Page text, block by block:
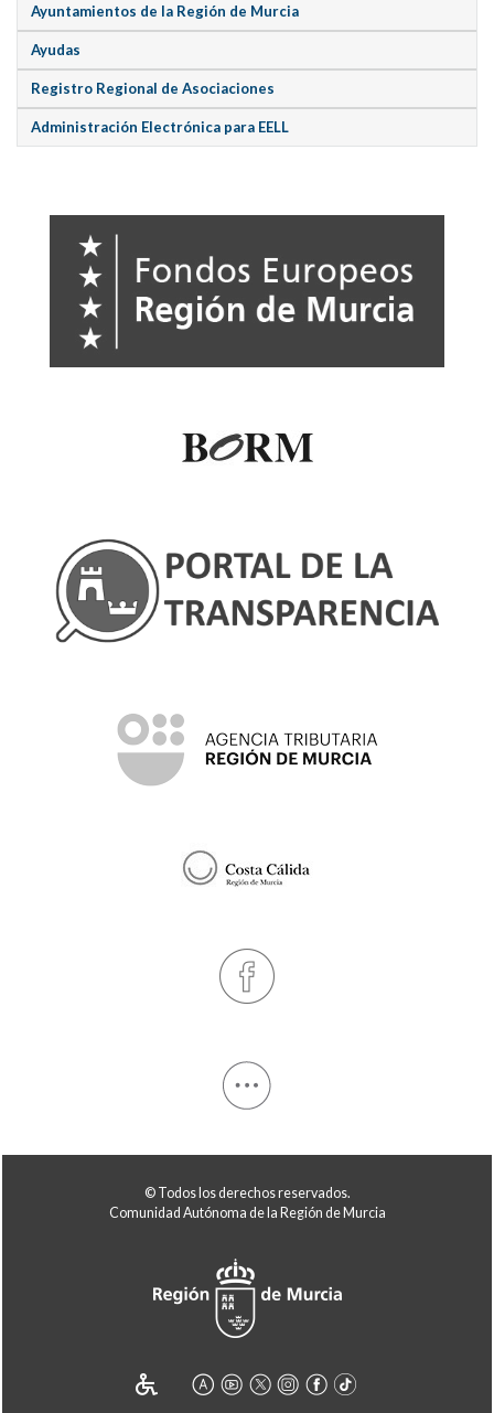
Ayuntamientos de la Región de Murcia
Ayudas
Registro Regional de Asociaciones
Administración Electrónica para EELL
© Todos los derechos reservados.
Comunidad Autónoma de la Región de Murcia